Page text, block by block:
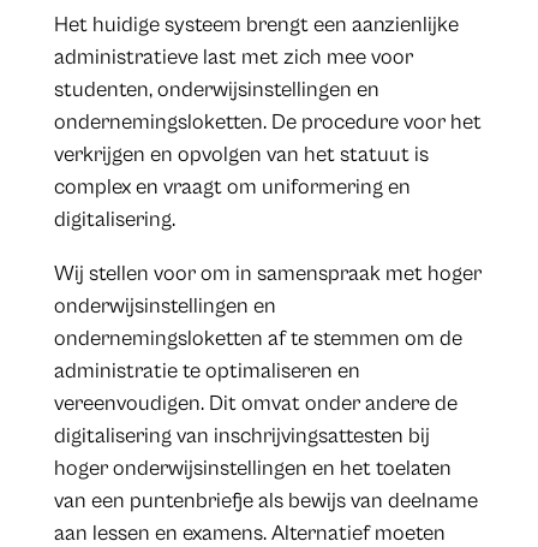
Het huidige systeem brengt een aanzienlijke
administratieve last met zich mee voor
studenten, onderwijsinstellingen en
ondernemingsloketten. De procedure voor het
verkrijgen en opvolgen van het statuut is
complex en vraagt om uniformering en
digitalisering.
Wij stellen voor om in samenspraak met hoger
onderwijsinstellingen en
ondernemingsloketten af te stemmen om de
administratie te optimaliseren en
vereenvoudigen. Dit omvat onder andere de
digitalisering van inschrijvingsattesten bij
hoger onderwijsinstellingen en het toelaten
van een puntenbriefje als bewijs van deelname
aan lessen en examens. Alternatief moeten